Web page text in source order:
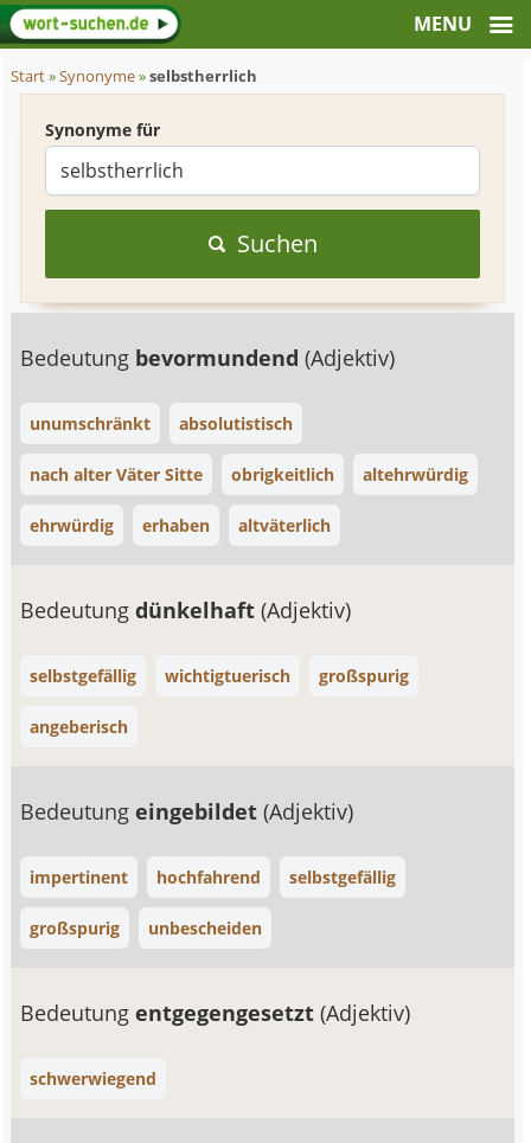
Start»Synonyme»selbstherrlich
Synonyme für
Suchen
Bedeutung bevormundend(Adjektiv)
unumschränkt absolutistisch
nach alter Väter Sitte obrigkeitlich altehrwürdig
ehrwürdig erhaben altväterlich
Bedeutungdünkelhaft(Adjektiv)
selbstgefällig wichtigtuerisch großspurig
angeberisch
Bedeutungeingebildet(Adjektiv)
impertinent hochfahrend selbstgefällig
großspurig unbescheiden
Bedeutungentgegengesetzt(Adjektiv)
schwerwiegend